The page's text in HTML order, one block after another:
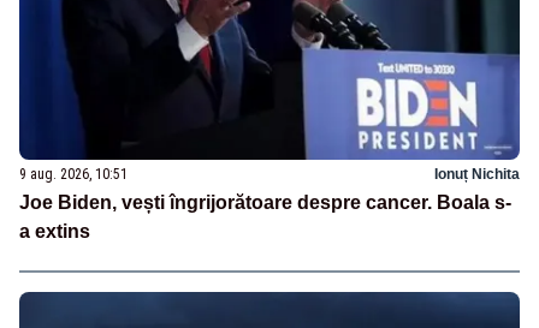
9 aug. 2026, 10:51 Ionuț Nichita
Joe Biden, vești îngrijorătoare despre cancer. Boala s-
a extins